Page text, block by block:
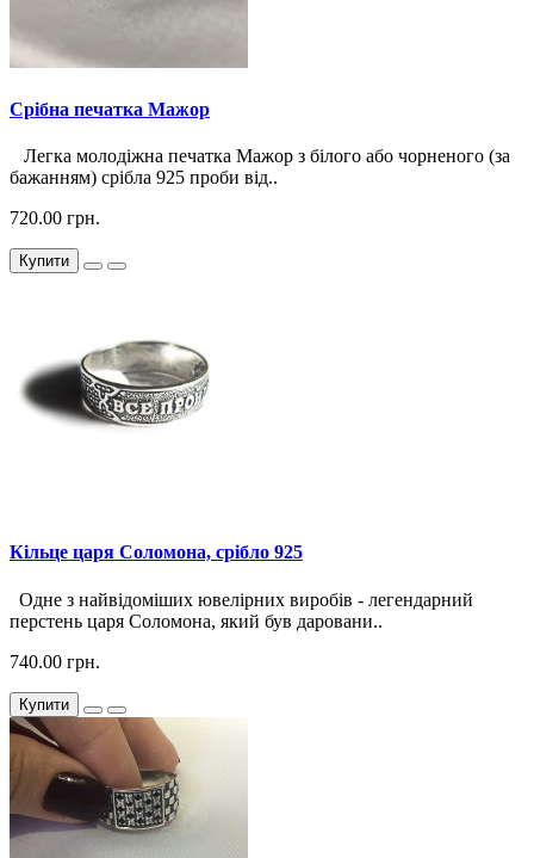
Срібна печатка Мажор
Легка молодіжна печатка Мажор з білого або чорненого (за
бажанням) срібла 925 проби від..
720.00 грн.
Купити
Кільце царя Соломона, срібло 925
Одне з найвідоміших ювелірних виробів - легендарний
перстень царя Соломона, який був даровани..
740.00 грн.
Купити